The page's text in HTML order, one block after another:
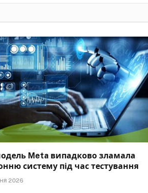
Meta випадково зламала
систему під час тестування
2026